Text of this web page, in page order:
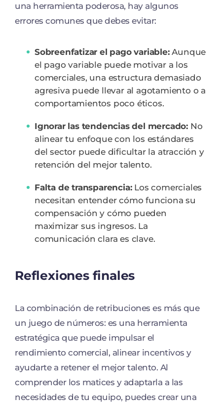
una herramienta poderosa, hay algunos
errores comunes que debes evitar:
Sobreenfatizar el pago variable:Aunque
el pago variable puede motivar a los
comerciales, una estructura demasiado
agresiva puede llevar al agotamiento o a
comportamientos poco éticos.
Ignorar las tendencias del mercado: No
alinear tu enfoque con los estándares
del sector puede dificultar la atracción y
retención del mejor talento.
Falta de transparencia:Los comerciales
necesitan entender cómo funciona su
compensación y cómo pueden
maximizar sus ingresos. La
comunicación clara es clave.
Reflexiones finales
La combinación de retribuciones es más que
un juego de números: es una herramienta
estratégica que puede impulsar el
rendimiento comercial, alinear incentivos y
ayudarte a retener el mejor talento. Al
comprender los matices y adaptarla a las
necesidades de tu equipo, puedes crear una